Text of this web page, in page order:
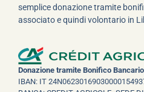
semplice donazione tramite
associato e quindi volontario in
Donazione tramite Bonifico Bancario
IBAN: IT